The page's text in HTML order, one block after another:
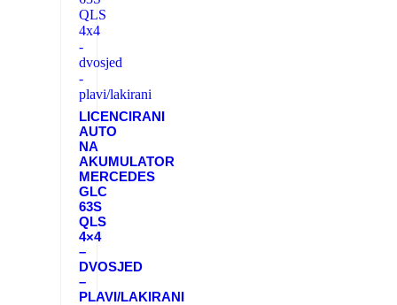
LICENCIRANI
AUTO
NA
AKUMULATOR
MERCEDES
GLC
63S
QLS
4×4
–
DVOSJED
–
PLAVI/LAKIRANI